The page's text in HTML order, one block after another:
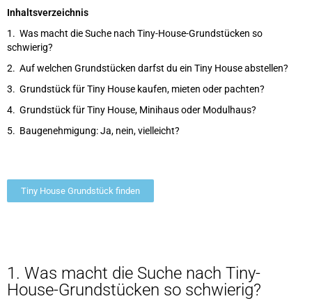
Inhaltsverzeichnis
1. Was macht die Suche nach Tiny-House-Grundstücken so
schwierig?
2. Auf welchen Grundstücken darfst du ein Tiny House abstellen?
3. Grundstück für Tiny House kaufen, mieten oder pachten?
4. Grundstück für Tiny House, Minihaus oder Modulhaus?
5. Baugenehmigung: Ja, nein, vielleicht?
Tiny House Grundstück finden
1. Was macht die Suche nach Tiny-
House-Grundstücken so schwierig?